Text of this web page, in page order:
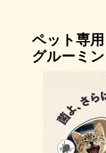
ペット専
グルーミ